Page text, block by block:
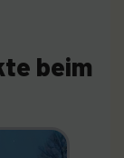
beim